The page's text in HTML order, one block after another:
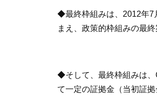
◆最終枠組みは、2012年7
まえ、政策的枠組みの最
◆そして、最終枠組みは、
て一定の証拠金（当初証